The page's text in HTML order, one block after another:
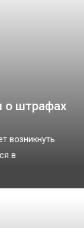
о штрафах
возникнуть
в